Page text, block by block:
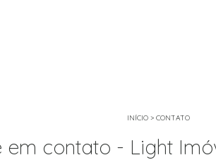
INÍCIO> CONTATO
em contato - Light